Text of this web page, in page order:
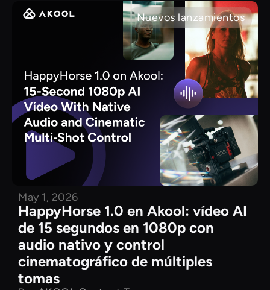
Nuevos lanzamientos
May 1, 2026
HappyHorse 1.0 en Akool: vídeo AI
de 15 segundos en 1080p con
audio nativo y control
cinematográfico de múltiples
tomas